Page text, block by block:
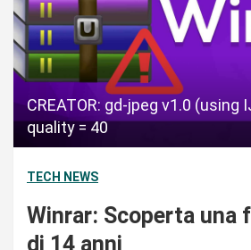
CREATOR: gd-jpeg v1.0 (using
quality = 40
TECH NEWS
Winrar: Scoperta una
di 14 anni